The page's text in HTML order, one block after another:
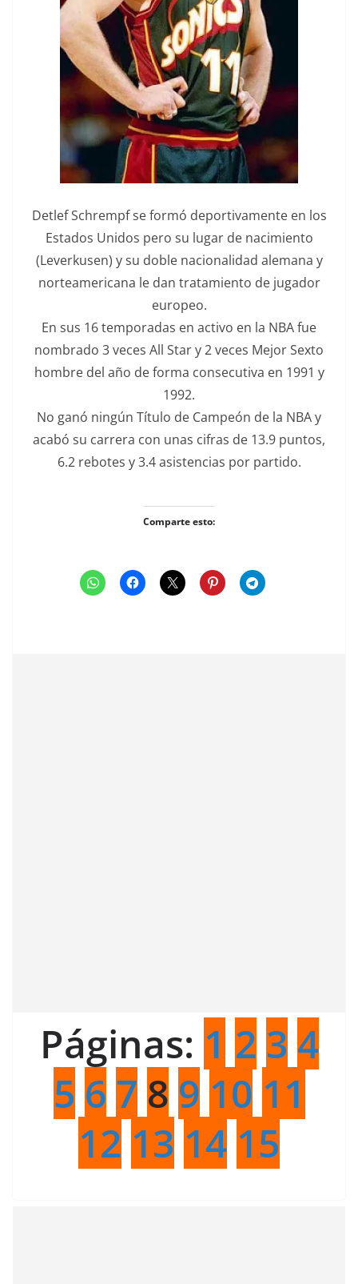
Detlef Schrempf se formó deportivamente en los
Estados Unidos pero su lugar de nacimiento
(Leverkusen) y su doble nacionalidad alemana y
norteamericana le dan tratamiento de jugador
europeo.
En sus 16 temporadas en activo en la NBA fue
nombrado 3 veces All Star y 2 veces Mejor Sexto
hombre del año de forma consecutiva en 1991 y
1992.
No ganó ningún Título de Campeón de la NBA y
acabó su carrera con unas cifras de 13.9 puntos,
6.2 rebotes y 3.4 asistencias por partido.
Comparte esto:
Páginas: 1 2 3 4
5 6 7 8 9 10 11
12 13 14 15